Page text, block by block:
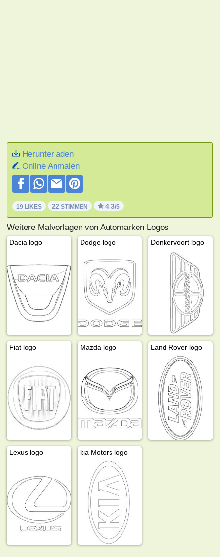
Herunterladen
Online Anmalen
19 LIKES 22 STIMMEN 4.3/5
Weitere Malvorlagen von Automarken Logos
Dacia logo Dodge logo Donkervoort logo
Fiat logo Mazda logo Land Rover logo
Lexus logo kia Motors logo